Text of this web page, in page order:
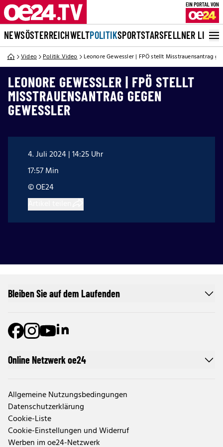
NEWSÖSTERREICHWELTPOLITIKSPORTSTARSFELLNER LIVE
Video Politik Video Leonore Gewessler | FPÖ stellt Misstrauensantrag
LEONORE GEWESSLER | FPÖ STELLT
MISSTRAUENSANTRAG GEGEN
GEWESSLER
4. Juli 2024 | 14:25 Uhr
17:57 Min
© OE24
Online Netzwerk oe24
Allgemeine Nutzungsbedingungen
Datenschutzerklärung
Cookie-Liste
Cookie-Einstellungen und Widerruf
Werben im oe24-Netzwerk
Bleiben Sie auf dem Laufenden